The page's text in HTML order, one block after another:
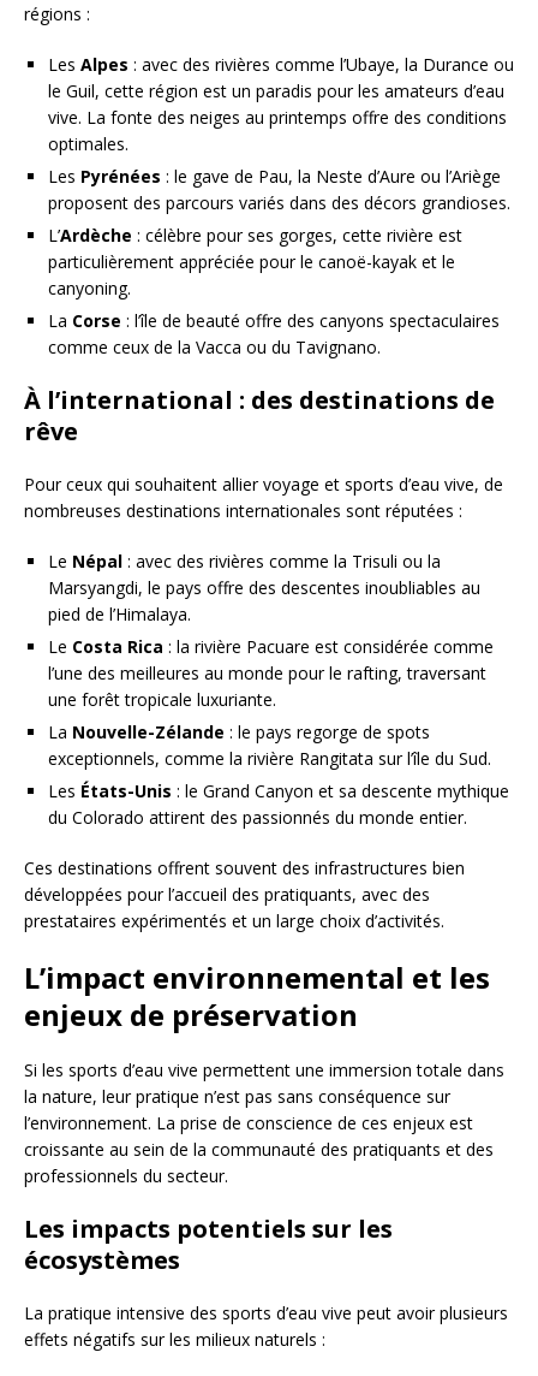
régions :
Les Alpes : avec des rivières comme l’Ubaye, la Durance ou
le Guil, cette région est un paradis pour les amateurs d’eau
vive. La fonte des neiges au printemps offre des conditions
optimales.
Les Pyrénées : le gave de Pau, la Neste d’Aure ou l’Ariège
proposent des parcours variés dans des décors grandioses.
L’Ardèche : célèbre pour ses gorges, cette rivière est
particulièrement appréciée pour le canoë-kayak et le
canyoning.
La Corse : l’île de beauté offre des canyons spectaculaires
comme ceux de la Vacca ou du Tavignano.
À l’international : des destinations de
rêve
Pour ceux qui souhaitent allier voyage et sports d’eau vive, de
nombreuses destinations internationales sont réputées :
Le Népal : avec des rivières comme la Trisuli ou la
Marsyangdi, le pays offre des descentes inoubliables au
pied de l’Himalaya.
Le Costa Rica : la rivière Pacuare est considérée comme
l’une des meilleures au monde pour le rafting, traversant
une forêt tropicale luxuriante.
La Nouvelle-Zélande : le pays regorge de spots
exceptionnels, comme la rivière Rangitata sur l’île du Sud.
Les États-Unis : le Grand Canyon et sa descente mythique
du Colorado attirent des passionnés du monde entier.
Ces destinations offrent souvent des infrastructures bien
développées pour l’accueil des pratiquants, avec des
prestataires expérimentés et un large choix d’activités.
L’impact environnemental et les
enjeux de préservation
Si les sports d’eau vive permettent une immersion totale dans
la nature, leur pratique n’est pas sans conséquence sur
l’environnement. La prise de conscience de ces enjeux est
croissante au sein de la communauté des pratiquants et des
professionnels du secteur.
Les impacts potentiels sur les
écosystèmes
La pratique intensive des sports d’eau vive peut avoir plusieurs
effets négatifs sur les milieux naturels :